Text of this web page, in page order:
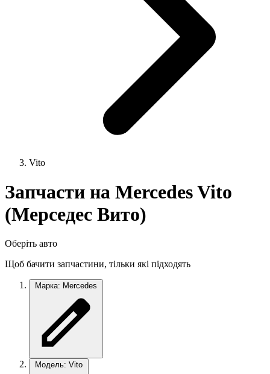
Vito
Запчасти на Mercedes Vito
(Мерседес Вито)
Оберіть авто
Щоб бачити запчастини, тільки які підходять
Марка: Mercedes
Модель: Vito